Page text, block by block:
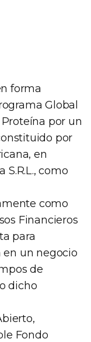
forma
Global
por un
por
en
como
como
Financieros
para
en un negocio
de
dicho
Fondo